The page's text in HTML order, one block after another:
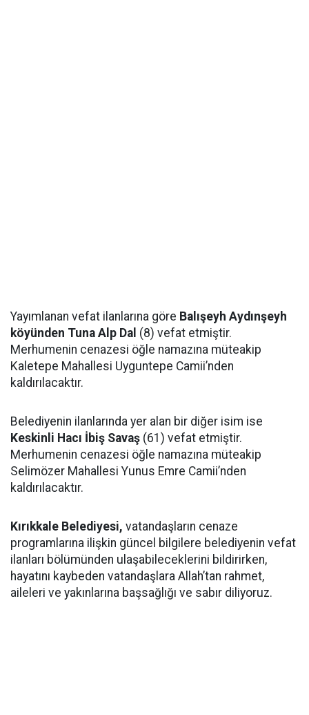
Yayımlanan vefat ilanlarına göre Balışeyh Aydınşeyh
köyünden Tuna Alp Dal (8) vefat etmiştir.
Merhumenin cenazesi öğle namazına müteakip
Kaletepe Mahallesi Uyguntepe Camii’nden
kaldırılacaktır.
Belediyenin ilanlarında yer alan bir diğer isim ise
Keskinli Hacı İbiş Savaş (61) vefat etmiştir.
Merhumenin cenazesi öğle namazına müteakip
Selimözer Mahallesi Yunus Emre Camii’nden
kaldırılacaktır.
Kırıkkale Belediyesi, vatandaşların cenaze
programlarına ilişkin güncel bilgilere belediyenin vefat
ilanları bölümünden ulaşabileceklerini bildirirken,
hayatını kaybeden vatandaşlara Allah’tan rahmet,
aileleri ve yakınlarına başsağlığı ve sabır diliyoruz.